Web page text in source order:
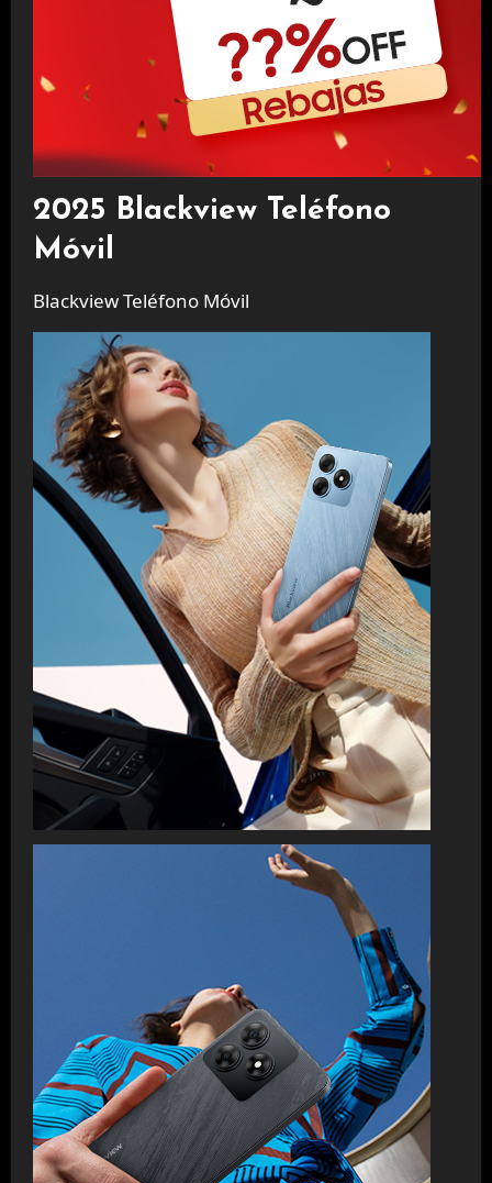
2025 Blackview Teléfono
Móvil
Blackview Teléfono Móvil